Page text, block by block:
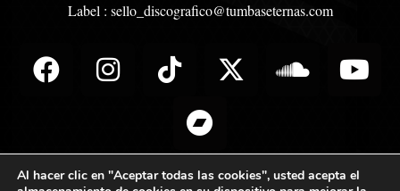
Label : sello_discografico@tumbaseternas.com
F
a
b
I
n
a
T
i
o
X
-
i
S
o
d
Y
o
u
n
d
c
Copyright © 2011 – 2026 TumbasEternas | Powered By
Al hacer clic en "Aceptar todas las cookies", usted acepta el